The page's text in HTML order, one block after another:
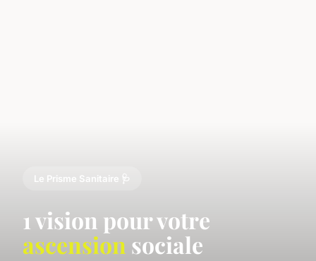
Le Prisme Sanitaire 🩺
1 vision pour votre
ascension sociale